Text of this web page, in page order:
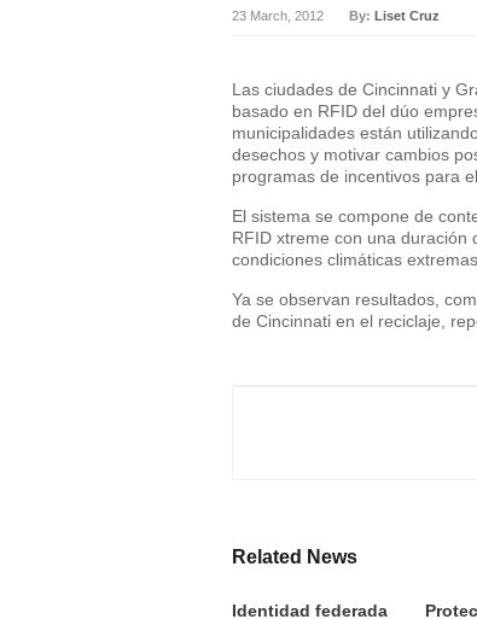
23 March, 2012 By: Liset Cruz
Las ciudades de Cincinnati y
basado en RFID del dúo
municipalidades están
desechos y motivar cambios
programas de incentivos para
El sistema se compone de
RFID xtreme con una duración
condiciones climáticas extremas.
Ya se observan resultados,
de Cincinnati en el reciclaje,
Related News
Identidad federada